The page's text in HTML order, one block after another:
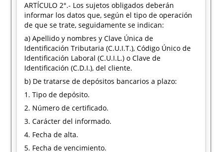
ARTÍCULO 2°.- Los sujetos obligados deberán
informar los datos que, según el tipo de operación
de que se trate, seguidamente se indican:
a) Apellido y nombres y Clave Única de
Identificación Tributaria (C.U.I.T.), Código Único de
Identificación Laboral (C.U.I.L.) o Clave de
Identificación (C.D.I.), del cliente.
b) De tratarse de depósitos bancarios a plazo:
1. Tipo de depósito.
2. Número de certificado.
3. Carácter del informado.
4. Fecha de alta.
5. Fecha de vencimiento.